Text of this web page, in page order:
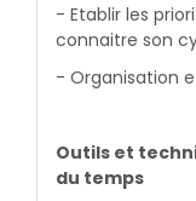
- Etablir les
connaitre son
- Organisation
Outils et
du temps